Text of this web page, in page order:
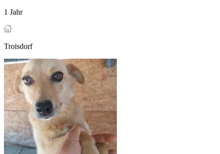
1 Jahr
Troisdorf